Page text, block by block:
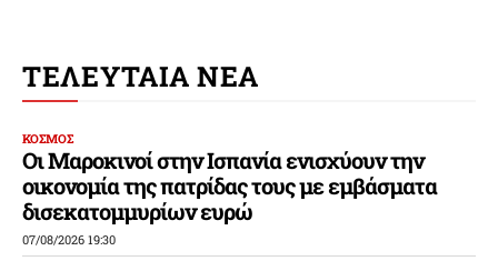
ΤΕΛΕΥΤΑΙΑ ΝΕΑ
ΚΟΣΜΟΣ
Οι Μαροκινοί στην Ισπανία ενισχύουν την
οικονομία της πατρίδας τους με εμβάσματα
δισεκατομμυρίων ευρώ
07/08/2026 19:30